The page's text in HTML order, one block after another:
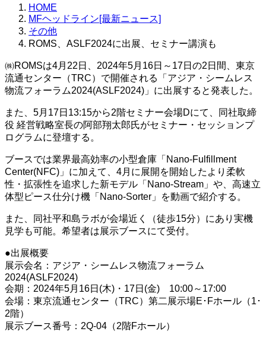
HOME
MFヘッドライン[最新ニュース]
その他
ROMS、ASLF2024に出展、セミナー講演も
㈱ROMSは4月22日、2024年5月16日～17日の2日間、東京
流通センター（TRC）で開催される「アジア・シームレス
物流フォーラム2024(ASLF2024)」に出展すると発表した。
また、5月17日13:15から2階セミナー会場Dにて、同社取締
役 経営戦略室長の阿部翔太郎氏がセミナー・セッションプ
ログラムに登壇する。
ブースでは業界最高効率の小型倉庫「Nano-Fulfillment
Center(NFC)」に加えて、4月に展開を開始したより柔軟
性・拡張性を追求した新モデル「Nano-Stream」や、高速立
体型ピース仕分け機「Nano-Sorter」を動画で紹介する。
また、同社平和島ラボが会場近く（徒歩15分）にあり実機
見学も可能。希望者は展示ブースにて受付。
●出展概要
展示会名：アジア・シームレス物流フォーラム
2024(ASLF2024)
会期：2024年5月16日(木)・17日(金) 10:00～17:00
会場：東京流通センター（TRC）第二展示場E･Fホール（1･
2階）
展示ブース番号：2Q-04（2階Fホール）